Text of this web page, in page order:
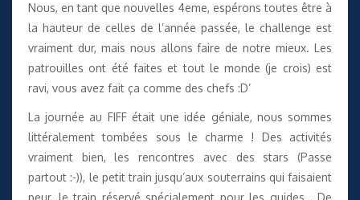
Nous, en tant que nouvelles 4eme, espérons toutes être à
la hauteur de celles de l’année passée, le challenge est
vraiment dur, mais nous allons faire de notre mieux. Les
patrouilles ont été faites et tout le monde (je crois) est
ravi, vous avez fait ça comme des chefs :D’
La journée au FIFF était une idée géniale, nous sommes
littéralement tombées sous le charme ! Des activités
vraiment bien, les rencontres avec des stars (Passe
partout :-)), le petit train jusqu’aux souterrains qui faisaient